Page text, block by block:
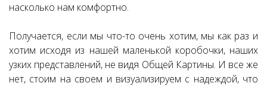
насколько нам комфортно.
Получается, если мы что-то очень хотим, мы как раз и
хотим исходя из нашей маленькой коробочки, наших
узких представлений, не видя Общей Картины. И все же
нет, стоим на своем и визуализируем с надеждой, что